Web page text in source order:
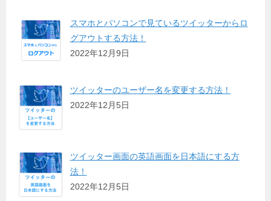
スマホとパソコンで見ているツイッターからロ
グアウトする方法！
2022年12月9日
ツイッターのユーザー名を変更する方法！
2022年12月5日
ツイッター画面の英語画面を日本語にする方
法！
2022年12月5日